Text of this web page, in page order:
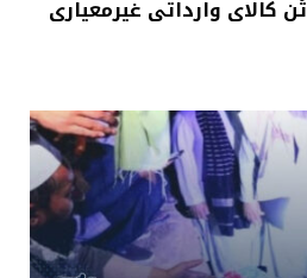
جلوگیری از ورود ۵۳۵ تُن کالای وارداتی غیرمعیاری